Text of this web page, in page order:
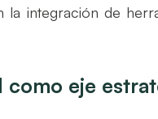
integración de
eje